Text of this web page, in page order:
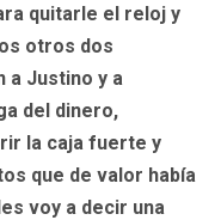
quitarle el reloj y
otros dos
a Justino y a
del dinero,
la caja fuerte y
que de valor había
voy a decir una